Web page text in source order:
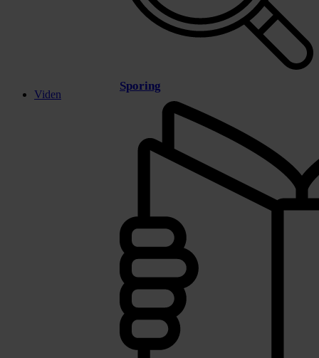
Sporing
Viden